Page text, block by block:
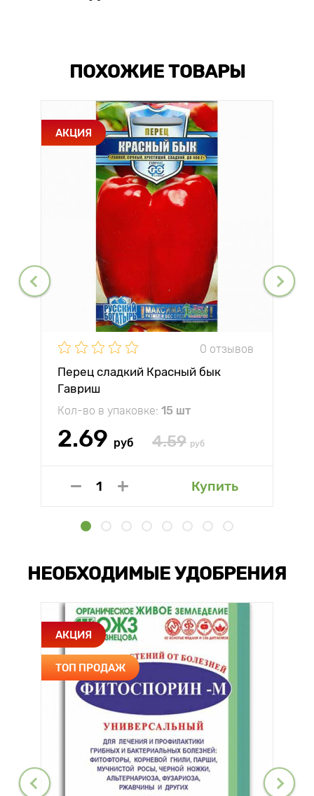
ПОХОЖИЕ ТОВАРЫ
АКЦИЯ
0 отзывов
Перец сладкий Красный бык
Гавриш
Кол-во в упаковке: 15 шт
2.69 руб 4.59 руб
Купить
НЕОБХОДИМЫЕ УДОБРЕНИЯ
АКЦИЯ
ТОП ПРОДАЖ